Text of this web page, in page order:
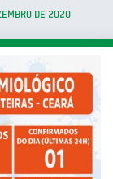
DE 2020